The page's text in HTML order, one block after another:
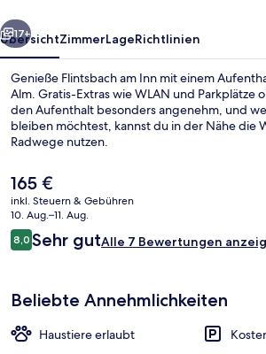
Weiter
17+
ÜbersichtZimmerLageRichtlinien
Genieße Flintsbach am Inn mit einem
Alm. Gratis-Extras wie WLAN und Parkplätze
den Aufenthalt besonders angenehm, und
bleiben möchtest, kannst du in der Nähe die
Radwege nutzen.
Der
aktuelle
Preis
beträgt
165 €.
165 €
inkl. Steuern & Gebühren
10. Aug.–11. Aug.
Bewertungen
8,08,0 von 10.
Sehr gutAlle 7 Bewertungen
Beliebte Annehmlichkeiten
Haustiere erlaubt